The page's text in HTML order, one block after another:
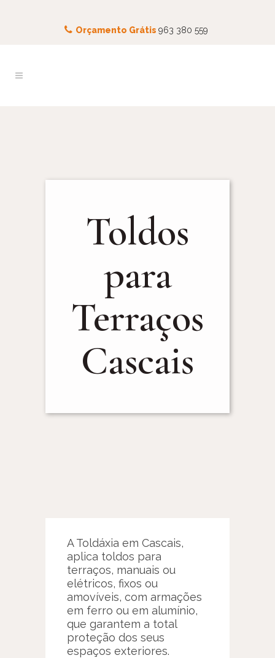
Orçamento Grátis 963 380 559
Toldos
para
Terraços
Cascais
A Toldáxia em Cascais,
aplica toldos para
terraços, manuais ou
elétricos, fixos ou
amovíveis, com armações
em ferro ou em alumínio,
que garantem a total
proteção dos seus
espaços exteriores.